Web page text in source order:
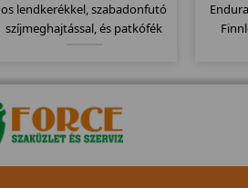
os lendkerékkel, szabadonfutó
szíjmeghajtással, és patkófék
kitartóknak, ekkora
lendkerékkel csúcsokat
dönthetünk meg!
es